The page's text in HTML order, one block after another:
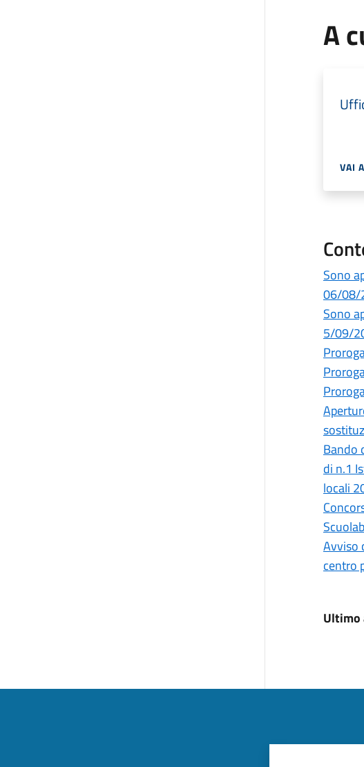
A
VAI
Sono
06/08/
Sono
5/09/
Bando
di n.1
locali
Avviso
centro
Ultimo